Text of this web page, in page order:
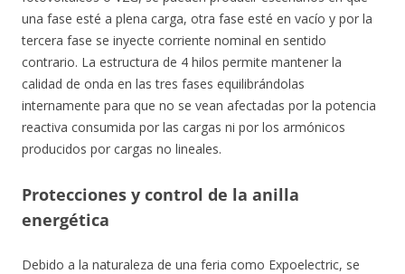
una fase esté a plena carga, otra fase esté en vacío y por la
tercera fase se inyecte corriente nominal en sentido
contrario. La estructura de 4 hilos permite mantener la
calidad de onda en las tres fases equilibrándolas
internamente para que no se vean afectadas por la potencia
reactiva consumida por las cargas ni por los armónicos
producidos por cargas no lineales.
Protecciones y control de la anilla
energética
Debido a la naturaleza de una feria como Expoelectric, se